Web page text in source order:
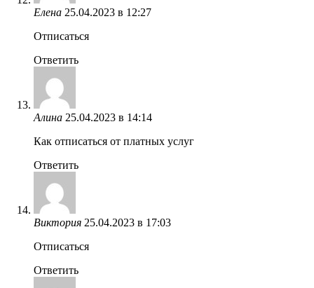
Елена 25.04.2023 в 12:27
Отписаться
Ответить
Алина 25.04.2023 в 14:14
Как отписаться от платных услуг
Ответить
Виктория 25.04.2023 в 17:03
Отписаться
Ответить